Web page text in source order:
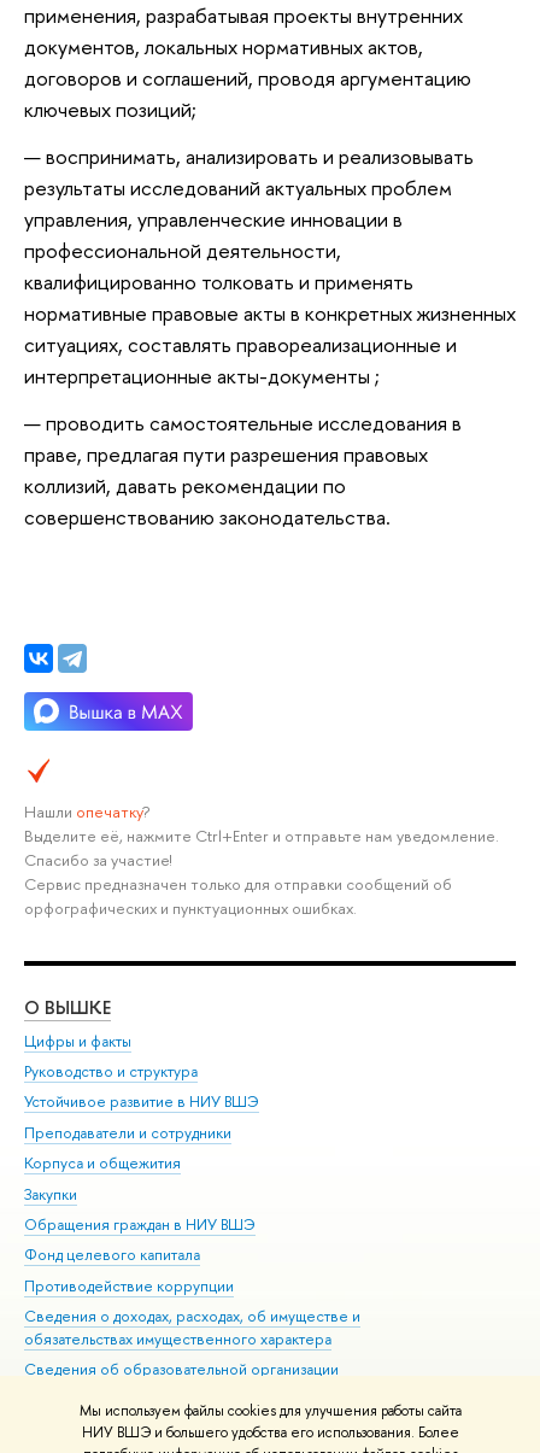
Мы используем файлы cookies для улучшения работы сайта
НИУ ВШЭ и большего удобства его использования. Более
применения, разрабатывая проекты внутренних
документов, локальных нормативных актов,
договоров и соглашений, проводя аргументацию
ключевых позиций;
воспринимать, анализировать и реализовывать
результаты исследований актуальных проблем
управления, управленческие инновации в
профессиональной деятельности,
квалифицированно толковать и применять
нормативные правовые акты в конкретных жизненных
ситуациях, составлять правореализационные и
интерпретационные акты-документы ;
проводить самостоятельные исследования в
праве, предлагая пути разрешения правовых
коллизий, давать рекомендации по
совершенствованию законодательства.
Нашли опечатку?
Выделите её, нажмите Ctrl+Enter и отправьте нам уведомление.
Спасибо за участие!
Сервис предназначен только для отправки сообщений об
орфографических и пунктуационных ошибках.
О ВЫШКЕ
Цифры и факты
Руководство и структура
Устойчивое развитие в НИУ ВШЭ
Преподаватели и сотрудники
Корпуса и общежития
Закупки
Обращения граждан в НИУ ВШЭ
Фонд целевого капитала
Противодействие коррупции
Сведения о доходах, расходах, об имуществе и
обязательствах имущественного характера
Сведения об образовательной организации
Людям с ограниченными возможностями здоровья
Единая платежная страница